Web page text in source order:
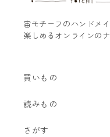
宙モチーフのハンドメ
楽しめるオンラインの
買いもの
読みもの
さがす